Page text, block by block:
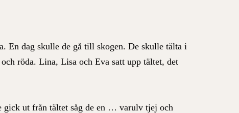
En dag skulle de gå till skogen. De skulle tälta i
röda. Lina, Lisa och Eva satt upp tältet, det
gick ut från tältet såg de en … varulv tjej och